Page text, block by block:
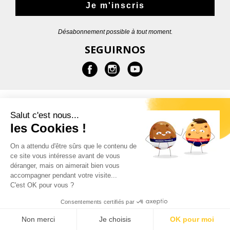
Je m'inscris
Désabonnement possible à tout moment.
SEGUIRNOS
AYUDA
CONTACTOS
© 2026 - Garçon Français |Indicaciones legales
Salut c'est nous...
les Cookies !
On a attendu d'être sûrs que le contenu de
ce site vous intéresse avant de vous
déranger, mais on aimerait bien vous
accompagner pendant votre visite...
C'est OK pour vous ?
Consentements certifiés par
Non merci Je choisis OK pour moi